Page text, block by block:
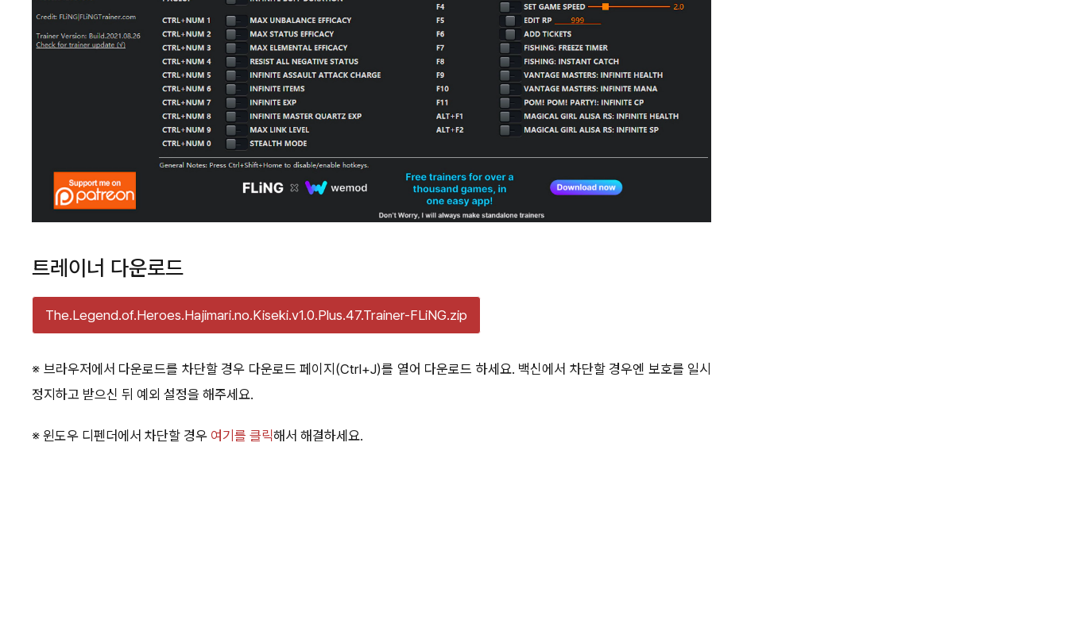
트레이너 다운로드
The.Legend.of.Heroes.Hajimari.no.Kiseki.v1.0.Plus.47.Trainer-FLiNG.zip
※ 브라우저에서 다운로드를 차단할 경우 다운로드 페이지(Ctrl+J)를 열어 다운로드 하세요. 백신에서 차단할 경우엔 보호를 일시
정지하고 받으신 뒤 예외 설정을 해주세요.
※ 윈도우 디펜더에서 차단할 경우 여기를 클릭해서 해결하세요.